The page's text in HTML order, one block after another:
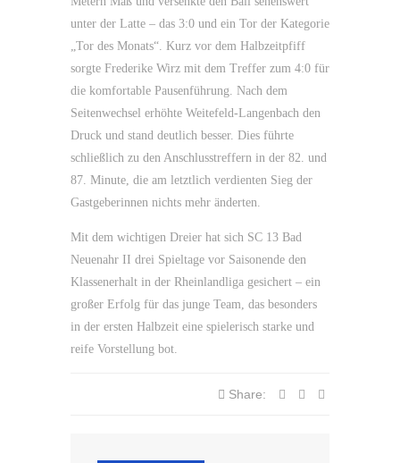
unter der Latte – das 3:0 und ein Tor der Kategorie
„Tor des Monats“. Kurz vor dem Halbzeitpfiff
sorgte Frederike Wirz mit dem Treffer zum 4:0 für
die komfortable Pausenführung. Nach dem
Seitenwechsel erhöhte Weitefeld-Langenbach den
Druck und stand deutlich besser. Dies führte
schließlich zu den Anschlusstreffern in der 82. und
87. Minute, die am letztlich verdienten Sieg der
Gastgeberinnen nichts mehr änderten.
Mit dem wichtigen Dreier hat sich SC 13 Bad
Neuenahr II drei Spieltage vor Saisonende den
Klassenerhalt in der Rheinlandliga gesichert – ein
großer Erfolg für das junge Team, das besonders
in der ersten Halbzeit eine spielerisch starke und
reife Vorstellung bot.
Share: